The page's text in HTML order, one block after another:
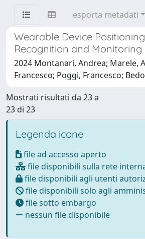
esporta metadati
Wearable Device
Recognition and Monitoring
2024 Montanari, Andrea; Marele,
Francesco; Poggi, Francesco;
Mostrati risultati da 23 a
23 di 23
Legenda icone
file ad accesso aperto
file disponibili sulla rete
file disponibili agli utenti
file disponibili solo agli
file sotto embargo
nessun file disponibile